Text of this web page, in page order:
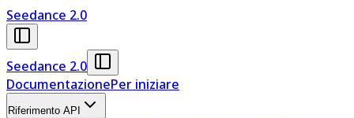
Seedance 2.0
Seedance 2.0
DocumentazionePer iniziare
Riferimento API